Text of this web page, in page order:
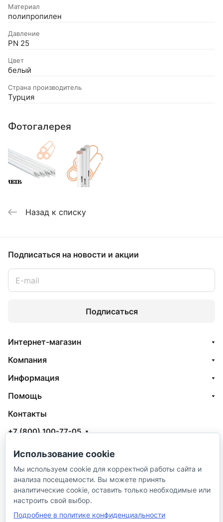
Материал
полипропилен
Давление
PN 25
Цвет
белый
Страна производитель
Турция
Фотогалерея
Назад к списку
Подписаться на новости и акции
Подписаться
Интернет-магазин
Компания
Информация
Помощь
Контакты
+7 (800) 100-77-05
info@aquatehnik.com
г. Краснодар (Центр),
ул. Чкалова, 167
Использование cookie
Мы используем cookie для корректной работы сайта и
анализа посещаемости. Вы можете принять
аналитические cookie, оставить только необходимые или
настроить свой выбор.
Подробнее в политике конфиденциальности